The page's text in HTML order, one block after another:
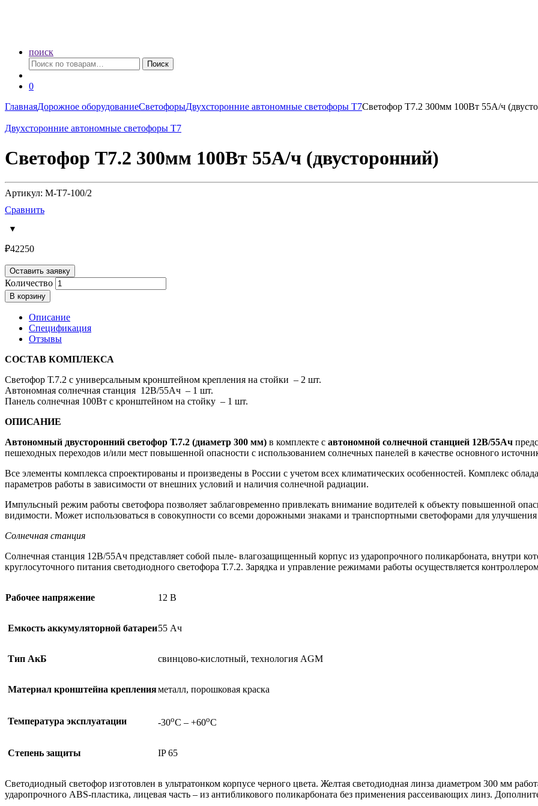
поиск
Искать:
Поиск
0
ГлавнаяДорожное оборудованиеСветофорыДвухсторонние автономные светофоры Т7Светофор Т7.2 300мм 100Вт 55А/ч
Двухсторонние автономные светофоры Т7
Светофор Т7.2 300мм 100Вт 55А/ч (двусторонний)
Артикул: M-T7-100/2
Сравнить
₽42250
Оставить заявку
Количество
В корзину
Описание
Спецификация
Отзывы
СОСТАВ КОМПЛЕКСА
Светофор Т.7.2 с универсальным кронштейном крепления на стойки – 2 шт.
Автономная солнечная станция 12В/55Ач – 1 шт.
Панель солнечная 100Вт с кронштейном на стойку – 1 шт.
ОПИСАНИЕ
Автономный двусторонний светофор Т.7.2 (диаметр 300 мм) в комплекте с автономной солнечной станцией 12В/55Ач
пешеходных переходов и/или мест повышенной опасности с использованием солнечных панелей в качестве основного
Все элементы комплекса спроектированы и произведены в России с учетом всех климатических особенностей. Комплекс
параметров работы в зависимости от внешних условий и наличия солнечной радиации.
Импульсный режим работы светофора позволяет заблаговременно привлекать внимание водителей к объекту повышенной
видимости. Может использоваться в совокупности со всеми дорожными знаками и транспортными светофорами для улучшения
Солнечная станция
Солнечная станция 12В/55Ач представляет собой пыле- влагозащищенный корпус из ударопрочного поликарбоната, внутри
круглосуточного питания светодиодного светофора Т.7.2. Зарядка и управление режимами работы осуществляется
Рабочее напряжение 12 В
Емкость аккумуляторной батареи55 Ач
Тип АкБ свинцово-кислотный, технология AGM
Материал кронштейна крепленияметалл, порошковая краска
Температура эксплуатации -30оС – +60оС
Степень защиты IP 65
Светодиодный светофор изготовлен в ультратонком корпусе черного цвета. Желтая светодиодная линза диаметром 300 мм
ударопрочного ABS-пластика, лицевая часть – из антибликового поликарбоната без применения рассеивающих линз.